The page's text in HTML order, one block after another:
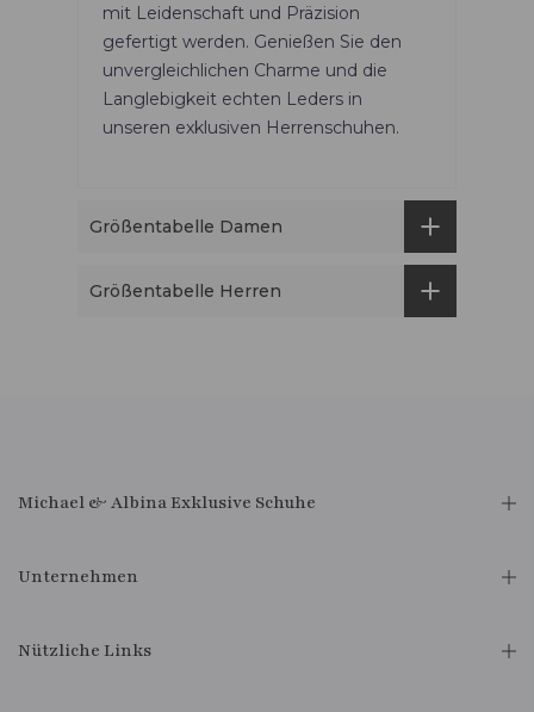
mit Leidenschaft und Präzision
gefertigt werden. Genießen Sie den
unvergleichlichen Charme und die
Langlebigkeit echten Leders in
unseren exklusiven Herrenschuhen.
Größentabelle Damen
Größentabelle Herren
Michael & Albina Exklusive Schuhe
Unternehmen
Nützliche Links